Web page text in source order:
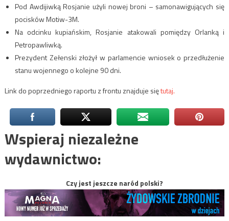
Pod Awdijiwką Rosjanie użyli nowej broni – samonawigujących się
pocisków Motiw-3M.
Na odcinku kupiańskim, Rosjanie atakowali pomiędzy Orlanką i
Petropawliwką.
Prezydent Zełenski złożył w parlamencie wniosek o przedłużenie
stanu wojennego o kolejne 90 dni.
Link do poprzedniego raportu z frontu znajduje siętutaj.
Wspieraj niezależne
wydawnictwo:
Czy jest jeszcze naród polski?